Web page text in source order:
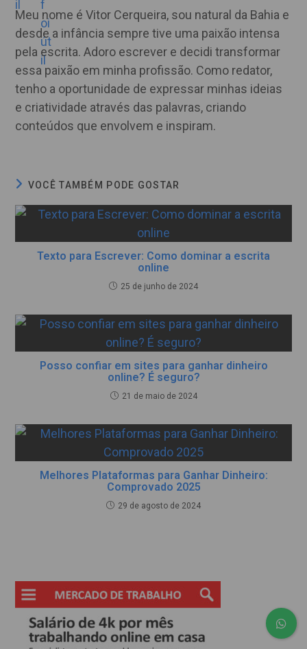
Meu nome é Vitor Cerqueira, sou natural da Bahia e
desde a infância sempre tive uma paixão intensa
pela escrita. Adoro escrever e decidi transformar
essa paixão em minha profissão. Como redator,
tenho a oportunidade de expressar minhas ideias
e criatividade através das palavras, criando
conteúdos que envolvem e inspiram.
VOCÊ TAMBÉM PODE GOSTAR
Texto para Escrever: Como dominar a escrita
online
25 de junho de 2024
Posso confiar em sites para ganhar dinheiro
online? É seguro?
21 de maio de 2024
Melhores Plataformas para Ganhar Dinheiro:
Comprovado 2025
29 de agosto de 2024